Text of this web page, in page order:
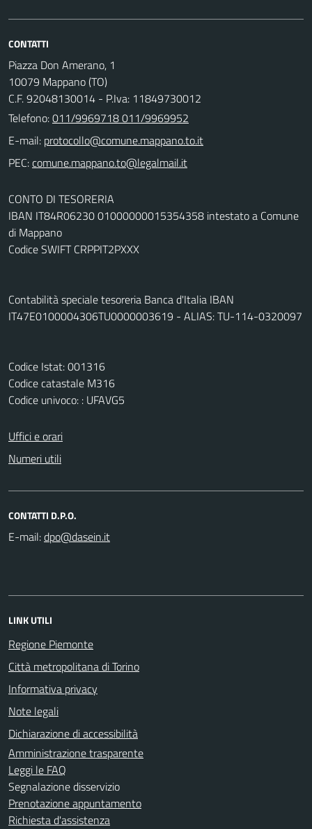
CONTATTI
Piazza Don Amerano, 1
10079 Mappano (TO)
C.F. 92048130014 - P.Iva: 11849730012
Telefono:011/9969718 011/9969952
E-mail:
PEC:
CONTO DI TESORERIA
IBAN IT84R06230 01000000015354358 intestato a Comune
di Mappano
Codice SWIFT CRPPIT2PXXX
Contabilità speciale tesoreria Banca d'Italia IBAN
IT47E0100004306TU0000003619 - ALIAS: TU-114-0320097
Codice Istat: 001316
Codice catastale M316
Codice univoco: : UFAVG5
Uffici e orari
Numeri utili
CONTATTI D.P.O.
E-mail:
LINK UTILI
Regione Piemonte
Città metropolitana di Torino
Informativa privacy
Note legali
Dichiarazione di accessibilità
Amministrazione trasparente
Leggi le FAQ
Segnalazione disservizio
Prenotazione appuntamento
Richiesta d'assistenza